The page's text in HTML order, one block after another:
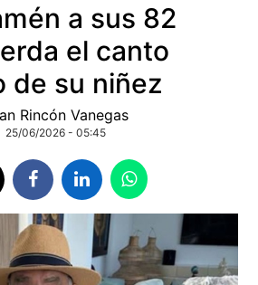
a sus 82
el canto
de su niñez
Rincón Vanegas
25/06/2026 - 05:45